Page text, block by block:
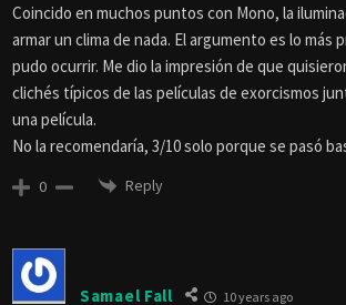
Coincido en muchos puntos con Mono, la
armar un clima de nada. El argumento es lo más
pudo ocurrir. Me dio la impresión de que
clichés típicos de las películas de exorcismos
una película.
No la recomendaría, 3/10 solo porque se pasó
0 Reply
Samael Fall 10 years ago